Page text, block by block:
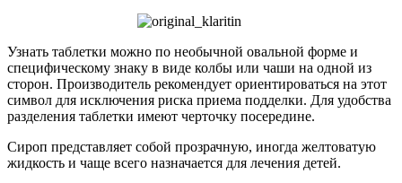
Узнать таблетки можно по необычной овальной форме и
специфическому знаку в виде колбы или чаши на одной из
сторон. Производитель рекомендует ориентироваться на этот
символ для исключения риска приема подделки. Для удобства
разделения таблетки имеют черточку посередине.
Сироп представляет собой прозрачную, иногда желтоватую
жидкость и чаще всего назначается для лечения детей.